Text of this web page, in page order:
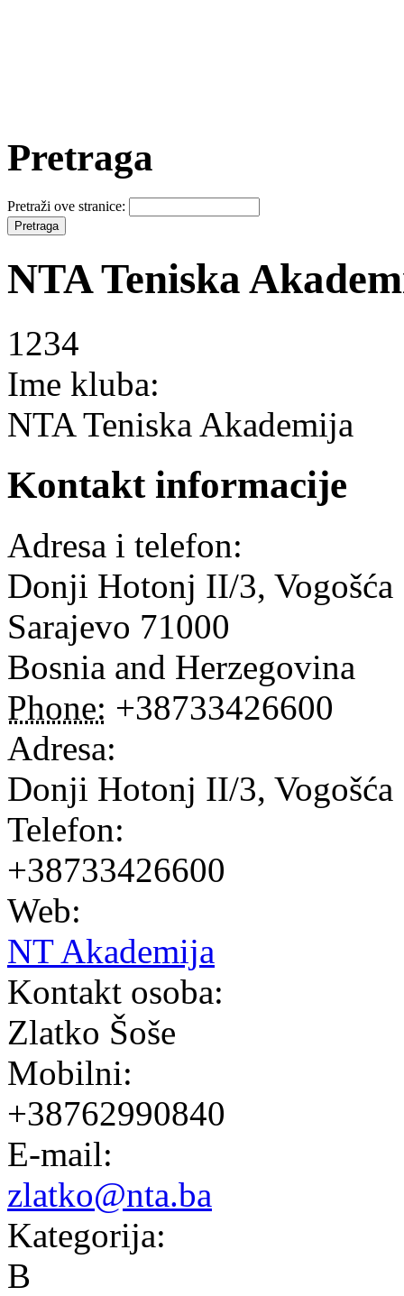
Pretraga
Pretraži ove stranice:
NTA Teniska
1234
Ime kluba:
NTA Teniska Akademija
Kontakt informacije
Adresa i telefon:
Donji Hotonj II/3, Vogošća
Sarajevo 71000
Bosnia and Herzegovina
Phone: +38733426600
Adresa:
Donji Hotonj II/3, Vogošća
Telefon:
+38733426600
Web:
NT Akademija
Kontakt osoba:
Zlatko Šoše
Mobilni:
+38762990840
E-mail:
zlatko@nta.ba
Kategorija:
B